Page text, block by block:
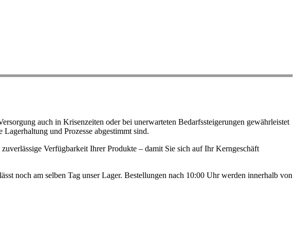
auch in Krisenzeiten oder bei unerwarteten Bedarfssteigerungen gewährleistet
und Prozesse abgestimmt sind.
Verfügbarkeit Ihrer Produkte – damit Sie sich auf Ihr Kerngeschäft
noch am selben Tag unser Lager. Bestellungen nach 10:00 Uhr werden innerhalb von